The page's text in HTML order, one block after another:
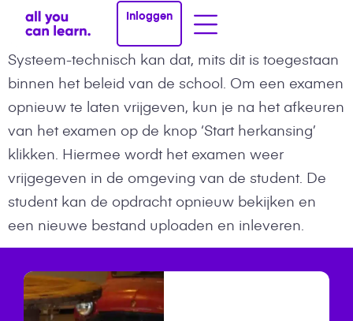
Inloggen
Systeem-technisch kan dat, mits dit is toegestaan
binnen het beleid van de school. Om een examen
opnieuw te laten vrijgeven, kun je na het afkeuren
van het examen op de knop ‘Start herkansing’
klikken. Hiermee wordt het examen weer
vrijgegeven in de omgeving van de student. De
student kan de opdracht opnieuw bekijken en
een nieuwe bestand uploaden en inleveren.